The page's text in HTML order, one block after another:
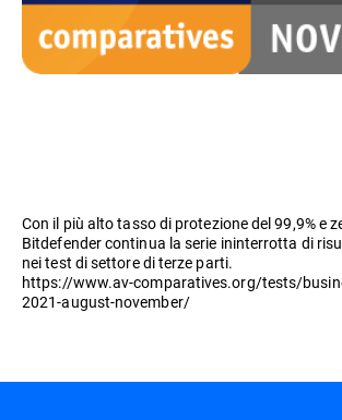
Con il più alto tasso di protezione del 99,9% e
Bitdefender continua la serie ininterrotta di
nei test di settore di terze parti.
https://www.av-comparatives.org/tests/
2021-august-november/